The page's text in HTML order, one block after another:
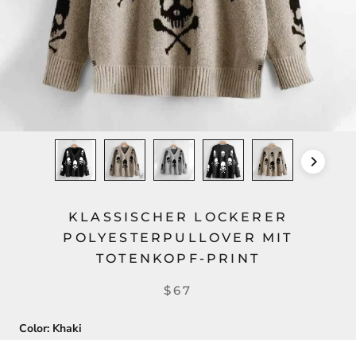
KLASSISCHER LOCKERER
POLYESTERPULLOVER MIT
TOTENKOPF-PRINT
$67
Color: Khaki